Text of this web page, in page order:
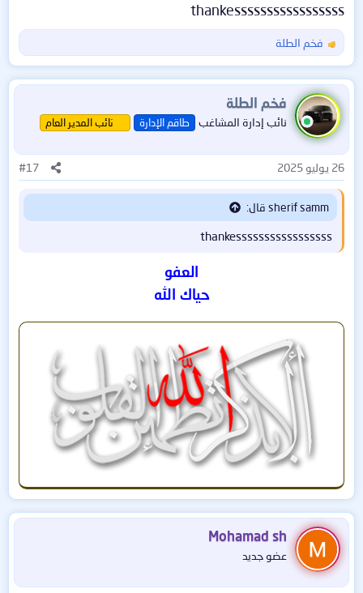
مرحبا بجميع الأعضاء الرائعين 🌹
أقدم لكم اليوم نسخة رسمية من جوجل لنظام كروم أو إس
... هذه النسخة اسمها :
وهي تعمل على الكمبيوترات واللابتوبات العادية التي تعمل
بنظام ويندوز أو حتى أجهزة آبل التي تعمل بنظام الماك . . .
الجميل في النسخة أنها تعمل على معظم الأجهزة التي
عمرها 10 سنوات أو أحدث . . .
يشترط في الجهاز أن يحتوي على ذاكرة وصول عشوائي
مع مساحة تخزين حرة تبلغ 64 جيجابايت على الأقل.
thankesssssssssssssssss
ل
ت
ف
ا
ع
ا
ت
:
فخم الطلة
فخم الطلة
نائب إدارة المشاغب طاقم الإدارة نائب المدير العام
26 يوليو 2025 #17
sherif samm قال:
thankesssssssssssssssss
العفو
حياك الله
Mohamad sh
عضو جديد